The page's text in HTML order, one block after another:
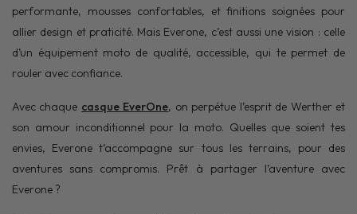
performante, mousses confortables, et finitions soignées pour
allier design et praticité. Mais Everone, c’est aussi une vision : celle
d’un équipement moto de qualité, accessible, qui te permet de
rouler avec confiance.
Avec chaque casque EverOne, on perpétue l’esprit de Werther et
son amour inconditionnel pour la moto. Quelles que soient tes
envies, Everone t’accompagne sur tous les terrains, pour des
aventures sans compromis. Prêt à partager l’aventure avec
Everone ?